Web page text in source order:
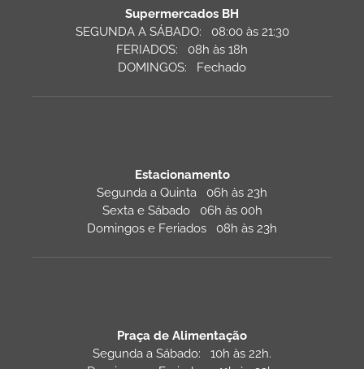
Supermercados BH
SEGUNDA A SÁBADO: 08:00 às 21:30
FERIADOS: 08h às 18h
DOMINGOS: Fechado
Estacionamento
Segunda a Quinta 06h às 23h
Sexta e Sábado 06h às 00h
Domingos e Feriados 08h às 23h
Praça de Alimentação
Segunda a Sábado: 10h às 22h.